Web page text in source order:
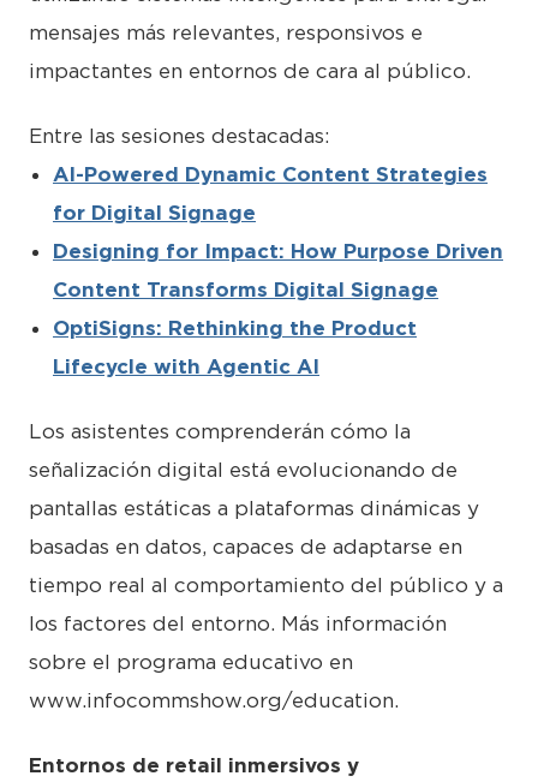
mensajes más relevantes, responsivos e
impactantes en entornos de cara al público.
Entre las sesiones destacadas:
AI-Powered Dynamic Content Strategies
for Digital Signage
Designing for Impact: How Purpose Driven
Content Transforms Digital Signage
OptiSigns: Rethinking the Product
Lifecycle with Agentic AI
Los asistentes comprenderán cómo la
señalización digital está evolucionando de
pantallas estáticas a plataformas dinámicas y
basadas en datos, capaces de adaptarse en
tiempo real al comportamiento del público y a
los factores del entorno. Más información
sobre el programa educativo en
www.infocommshow.org/education.
Entornos de retail inmersivos y